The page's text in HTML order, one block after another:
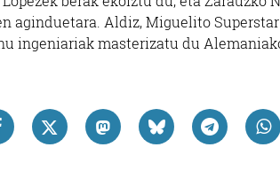
aginduetara. Aldiz, Miguelito
ingeniariak masterizatu du